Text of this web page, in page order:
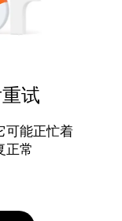
试
可能正忙着
正常